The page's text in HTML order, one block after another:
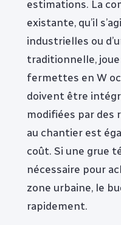
estimations. La
existante, qu’il
industrielles ou
traditionnelle,
fermettes en W
doivent être
modifiées par des
au chantier est
coût. Si une grue
nécessaire pour
zone urbaine, le
rapidement.